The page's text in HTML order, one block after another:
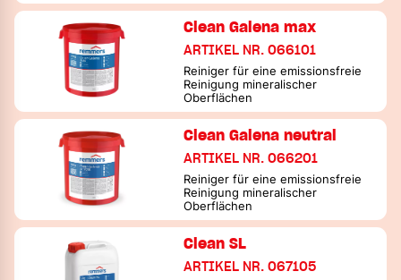
Clean Galena max
ARTIKEL NR. 066101
Reiniger für eine emissionsfreie
Reinigung mineralischer
Oberflächen
Clean Galena neutral
ARTIKEL NR. 066201
Reiniger für eine emissionsfreie
Reinigung mineralischer
Oberflächen
Clean SL
ARTIKEL NR. 067105